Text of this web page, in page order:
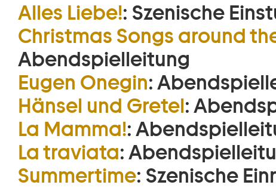
Alles Liebe!: Szenische
Christmas Songs around
Abendspielleitung
Eugen Onegin:
Hänsel und Gretel:
La Mamma!:
La traviata:
Summertime: Szenische